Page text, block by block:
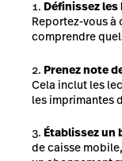
Définissez
Reportez-vous
comprendre
Prenez note
Cela inclut les
les imprimantes
Établissez un
de caisse